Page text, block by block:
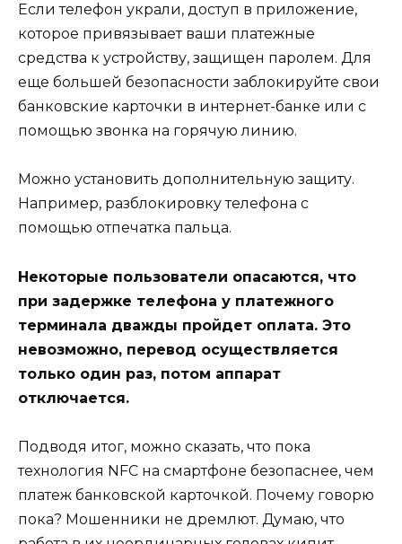
Если телефон украли, доступ в приложение,
которое привязывает ваши платежные
средства к устройству, защищен паролем. Для
еще большей безопасности заблокируйте свои
банковские карточки в интернет-банке или с
помощью звонка на горячую линию.
Можно установить дополнительную защиту.
Например, разблокировку телефона с
помощью отпечатка пальца.
Некоторые пользователи опасаются, что
при задержке телефона у платежного
терминала дважды пройдет оплата. Это
невозможно, перевод осуществляется
только один раз, потом аппарат
отключается.
Подводя итог, можно сказать, что пока
технология NFC на смартфоне безопаснее, чем
платеж банковской карточкой. Почему говорю
пока? Мошенники не дремлют. Думаю, что